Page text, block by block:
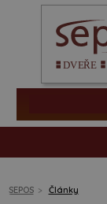
SEPOS Články